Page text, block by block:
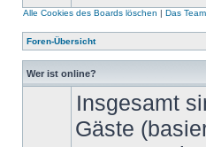
Alle Cookies des Boards löschen | Das Team
Foren-Übersicht
Wer ist online?
Insgesamt
Gäste